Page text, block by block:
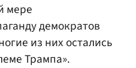
мере
демократов
из них остались
Трампа».